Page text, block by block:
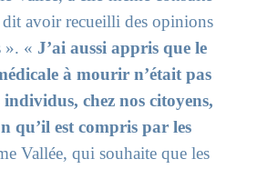
avoir recueilli des opinions
». «J’ai aussi appris que le
à mourir n’était pas
individus, chez nos citoyens,
qu’il est compris par les
Vallée, qui souhaite que les